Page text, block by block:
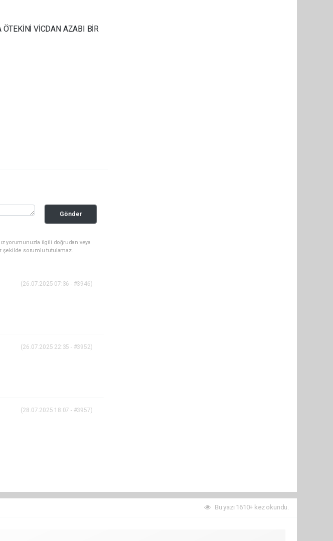
ÖTEKİNİ VİCDAN AZABI BİR
Gönder
yorumunuzla ilgili doğrudan veya
şekilde sorumlu tutulamaz.
(26.07.2025 07:36 - #3946)
(26.07.2025 22:35 - #3952)
(28.07.2025 18:07 - #3957)
Bu yazı 1610+ kez okundu.